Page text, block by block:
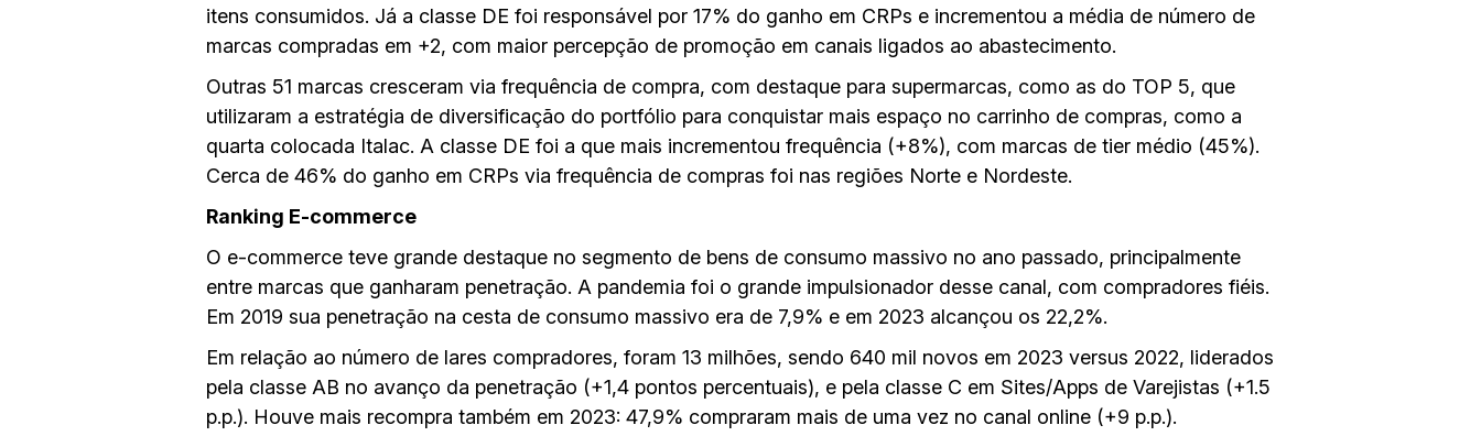
itens consumidos. Já a classe DE foi responsável por 17% do ganho em CRPs e incrementou a média de número de
marcas compradas em +2, com maior percepção de promoção em canais ligados ao abastecimento.
Outras 51 marcas cresceram via frequência de compra, com destaque para supermarcas, como as do TOP 5, que
utilizaram a estratégia de diversificação do portfólio para conquistar mais espaço no carrinho de compras, como a
quarta colocada Italac. A classe DE foi a que mais incrementou frequência (+8%), com marcas de tier médio (45%).
Cerca de 46% do ganho em CRPs via frequência de compras foi nas regiões Norte e Nordeste.
Ranking E-commerce
O e-commerce teve grande destaque no segmento de bens de consumo massivo no ano passado, principalmente
entre marcas que ganharam penetração. A pandemia foi o grande impulsionador desse canal, com compradores fiéis.
Em 2019 sua penetração na cesta de consumo massivo era de 7,9% e em 2023 alcançou os 22,2%.
Em relação ao número de lares compradores, foram 13 milhões, sendo 640 mil novos em 2023 versus 2022, liderados
pela classe AB no avanço da penetração (+1,4 pontos percentuais), e pela classe C em Sites/Apps de Varejistas (+1.5
p.p.). Houve mais recompra também em 2023: 47,9% compraram mais de uma vez no canal online (+9 p.p.).